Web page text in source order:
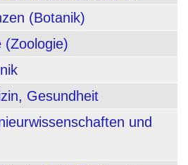
(Botanik)
(Zoologie)
Gesundheit
und